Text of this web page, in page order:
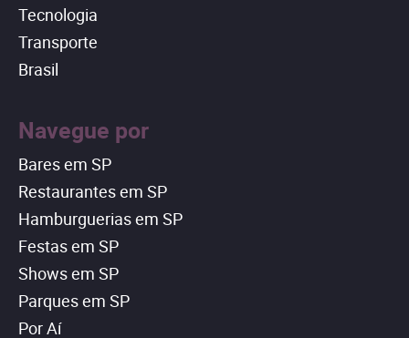
Tecnologia
Transporte
Brasil
Navegue por
Bares em SP
Restaurantes em SP
Hamburguerias em SP
Festas em SP
Shows em SP
Parques em SP
Por Aí